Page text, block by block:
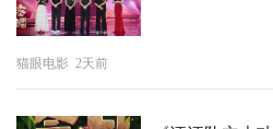
猫眼电影 2天前